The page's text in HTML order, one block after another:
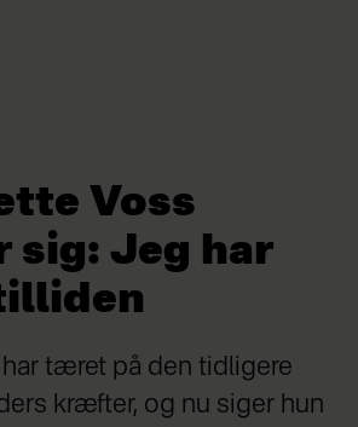
Voss
Jeg har
har tæret på den tidligere
kræfter, og nu siger hun